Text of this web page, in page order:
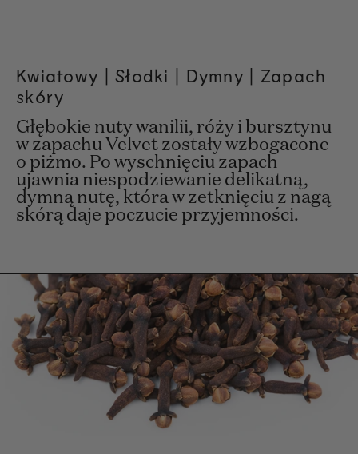
Kwiatowy |Słodki
| Dymny | Zapach
skóry
Głębokie nuty wanilii, róży i bursztynu
w zapachu Velvet zostały wzbogacone
o piżmo. Po wyschnięciu zapach
ujawnia niespodziewanie delikatną,
dymną nutę, która w zetknięciu z nagą
skórą daje poczucie przyjemności.